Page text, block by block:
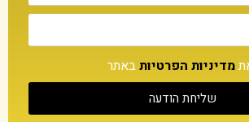
מדיניות הפרטיותבאתר
שליחת הודעה